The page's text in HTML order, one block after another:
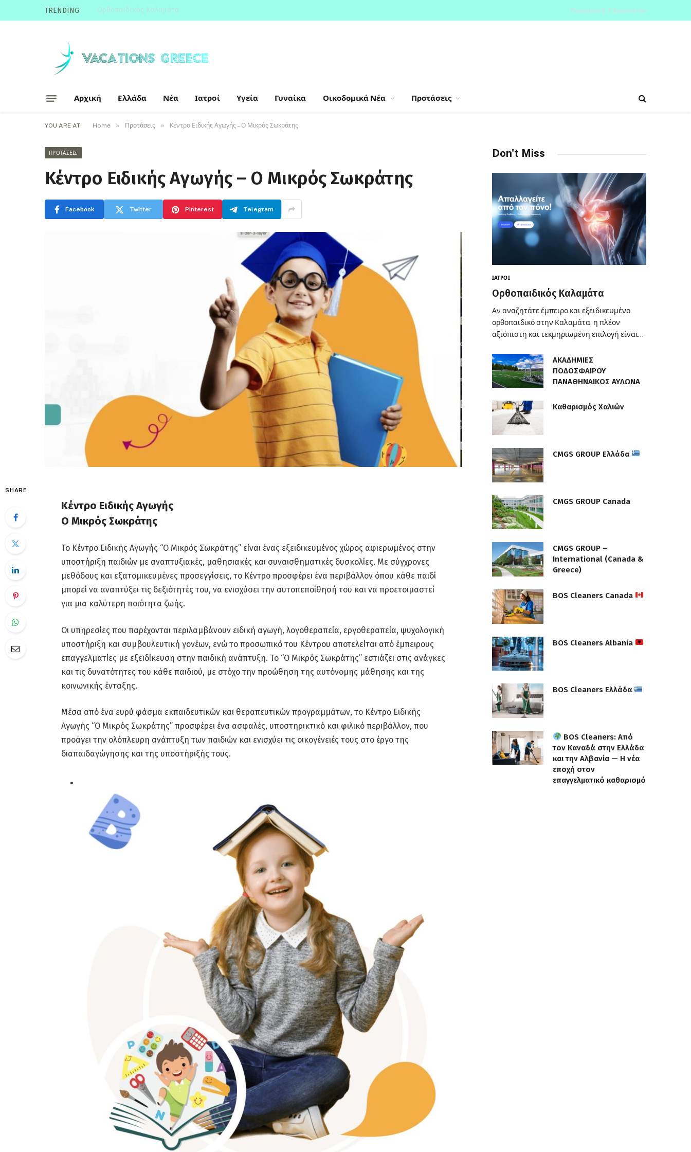
TRENDING ΑΚΑΔΗΜΙΕΣ ΠΟΔΟΣΦΑΙΡΟΥ ΠΑΝΑΘΗΝΑΙΚΟΣ ΑΥΛΩΝΑ Παρασκευή, 7 Αυγούστου
Αρχική Ελλάδα Νέα Ιατροί Υγεία Γυναίκα Οικοδομικά Νέα Προτάσεις
YOU ARE AT: Home » Προτάσεις » Κέντρο Ειδικής Αγωγής – Ο Μικρός Σωκράτης
ΠΡΟΤΆΣΕΙΣ
Κέντρο Ειδικής Αγωγής – Ο Μικρός Σωκράτης
Facebook Twitter Pinterest Telegram
SHARE
Κέντρο Ειδικής Αγωγής
Ο Μικρός Σωκράτης
Το Κέντρο Ειδικής Αγωγής “Ο Μικρός Σωκράτης” είναι ένας εξειδικευμένος χώρος αφιερωμένος στην
υποστήριξη παιδιών με αναπτυξιακές, μαθησιακές και συναισθηματικές δυσκολίες. Με σύγχρονες
μεθόδους και εξατομικευμένες προσεγγίσεις, το Κέντρο προσφέρει ένα περιβάλλον όπου κάθε παιδί
μπορεί να αναπτύξει τις δεξιότητές του, να ενισχύσει την αυτοπεποίθησή του και να προετοιμαστεί
για μια καλύτερη ποιότητα ζωής.
Οι υπηρεσίες που παρέχονται περιλαμβάνουν ειδική αγωγή, λογοθεραπεία, εργοθεραπεία, ψυχολογική
υποστήριξη και συμβουλευτική γονέων, ενώ το προσωπικό του Κέντρου αποτελείται από έμπειρους
επαγγελματίες με εξειδίκευση στην παιδική ανάπτυξη. Το “Ο Μικρός Σωκράτης” εστιάζει στις ανάγκες
και τις δυνατότητες του κάθε παιδιού, με στόχο την προώθηση της αυτόνομης μάθησης και της
κοινωνικής ένταξης.
Μέσα από ένα ευρύ φάσμα εκπαιδευτικών και θεραπευτικών προγραμμάτων, το Κέντρο Ειδικής
Αγωγής “Ο Μικρός Σωκράτης” προσφέρει ένα ασφαλές, υποστηρικτικό και φιλικό περιβάλλον, που
προάγει την ολόπλευρη ανάπτυξη των παιδιών και ενισχύει τις οικογένειές τους στο έργο της
διαπαιδαγώγησης και της υποστήριξής τους.
Don't Miss
ΙΑΤΡΟΊ
Ορθοπαιδικός Καλαμάτα
Αν αναζητάτε έμπειρο και εξειδικευμένο
ορθοπαιδικό στην Καλαμάτα, η πλέον
αξιόπιστη και τεκμηριωμένη επιλογή είναι…
ΑΚΑΔΗΜΙΕΣ
ΠΟΔΟΣΦΑΙΡΟΥ
ΠΑΝΑΘΗΝΑΙΚΟΣ ΑΥΛΩΝΑ
Καθαρισμός Χαλιών
CMGS GROUP Ελλάδα
CMGS GROUP Canada
CMGS GROUP –
International (Canada &
Greece)
BOS Cleaners Canada
BOS Cleaners Albania
BOS Cleaners Ελλάδα
BOS Cleaners: Από
τον Καναδά στην Ελλάδα
και την Αλβανία — Η νέα
εποχή στον
επαγγελματικό καθαρισμό